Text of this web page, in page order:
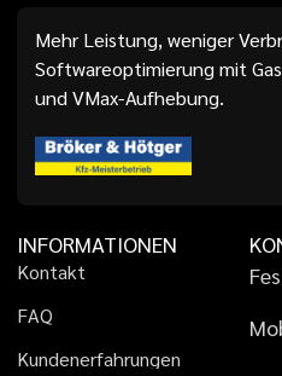
Mehr Leistung, weniger
Softwareoptimierung mit
und VMax-Aufhebung.
INFORMATIONEN
Kontakt
FAQ
Kundenerfahrungen